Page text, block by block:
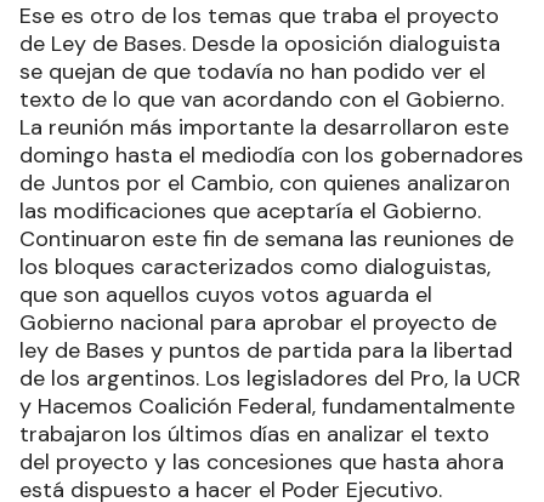
Ese es otro de los temas que traba el proyecto
de Ley de Bases. Desde la oposición dialoguista
se quejan de que todavía no han podido ver el
texto de lo que van acordando con el Gobierno.
La reunión más importante la desarrollaron este
domingo hasta el mediodía con los gobernadores
de Juntos por el Cambio, con quienes analizaron
las modificaciones que aceptaría el Gobierno.
Continuaron este fin de semana las reuniones de
los bloques caracterizados como dialoguistas,
que son aquellos cuyos votos aguarda el
Gobierno nacional para aprobar el proyecto de
ley de Bases y puntos de partida para la libertad
de los argentinos. Los legisladores del Pro, la UCR
y Hacemos Coalición Federal, fundamentalmente
trabajaron los últimos días en analizar el texto
del proyecto y las concesiones que hasta ahora
está dispuesto a hacer el Poder Ejecutivo.